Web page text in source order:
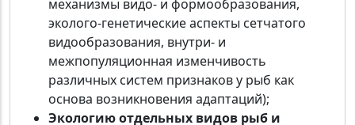
механизмы видо- и формообразования,
эколого-генетические аспекты сетчатого
видообразования, внутри- и
межпопуляционная изменчивость
различных систем признаков у рыб как
основа возникновения адаптаций);
Экологию отдельных видов рыб и